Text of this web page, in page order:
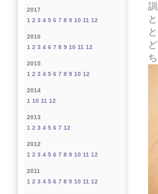
2017
1 2 3 4 5 6 7 8 9 10 11 12
2016
1 2 3 4 6 7 8 9 10 11 12
2015
1 2 3 4 5 6 7 8 9 10 12
2014
1 10 11 12
2013
1 2 3 4 5 6 7 12
2012
1 2 3 4 5 6 7 8 9 10 11 12
2011
1 2 3 4 5 6 7 8 9 10 11 12